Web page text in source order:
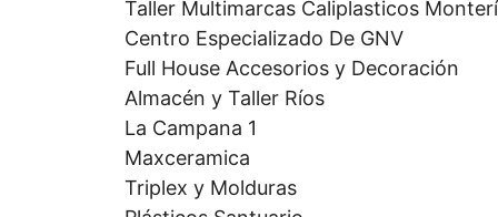
Taller Multimarcas Caliplasticos
Centro Especializado De GNV
Full House Accesorios y Decoración
Almacén y Taller Ríos
La Campana 1
Maxceramica
Triplex y Molduras